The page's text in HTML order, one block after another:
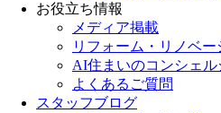
お役立ち情報
メディア掲載
リフォーム・リノベ
AI住まいのコンシェル
よくあるご質問
スタッフブログ